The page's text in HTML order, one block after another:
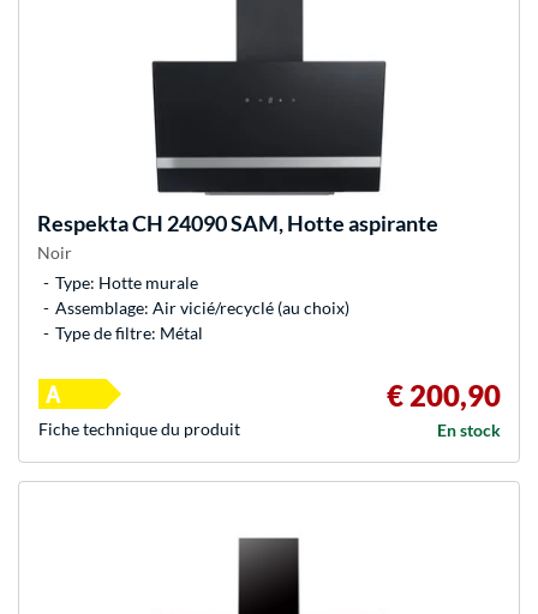
RespektaCH 24090 SAM, Hotte aspirante
Noir
Type: Hotte murale
Assemblage: Air vicié/recyclé (au choix)
Type de filtre: Métal
€ 200,90
En stock
Fiche technique du produit